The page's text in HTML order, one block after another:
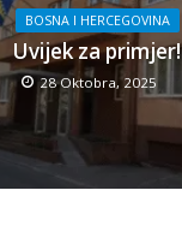
BOSNA I HERCEGOVINA
Uvijek za primjer!
28 Oktobra, 2025